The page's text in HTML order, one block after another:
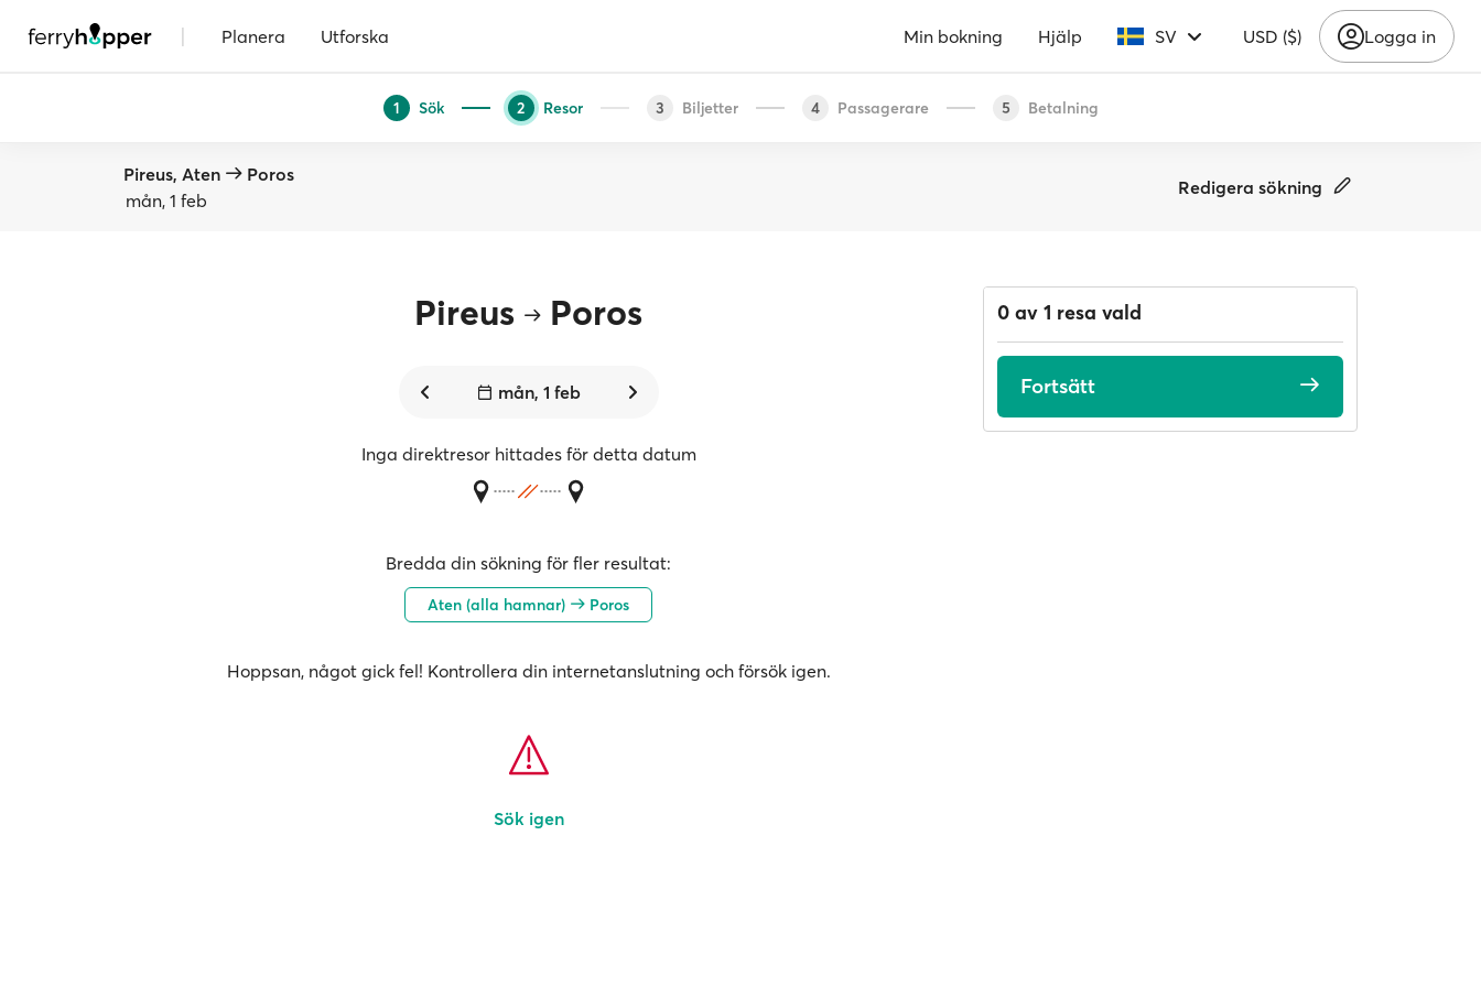
| Planera Utforska Min bokning Hjälp SV USD ($) Logga in
1 Sök 2 Resor 3 Biljetter 4 Passagerare 5 Betalning
Pireus, Aten
Poros
mån, 1 feb
Redigera sökning
Pireus Poros
mån, 1 feb
Inga direktresor hittades för detta datum
Bredda din sökning för fler resultat:
Aten (alla hamnar) Poros
Hoppsan, något gick fel! Kontrollera din internetanslutning och försök igen.
Sök igen
0 av 1 resa vald
Fortsätt